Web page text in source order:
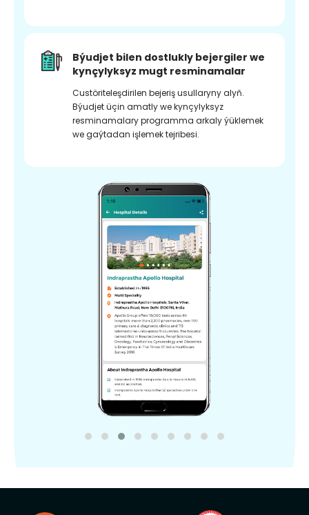
Býudjet bilen dostlukly bejergiler we
kynçylyksyz mugt resminamalar
Custöriteleşdirilen bejeriş usullaryny alyň.
Býudjet üçin amatly we kynçylyksyz
resminamalary programma arkaly ýüklemek
we gaýtadan işlemek tejribesi.